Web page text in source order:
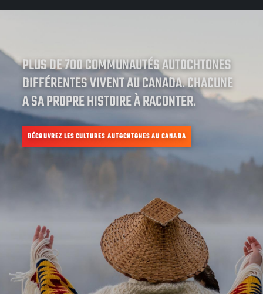
PLUS DE 700 COMMUNAUTÉS AUTOCHTONES
DIFFÉRENTES VIVENT AU CANADA. CHACUNE
A SA PROPRE HISTOIRE À RACONTER.
DÉCOUVREZ LES CULTURES AUTOCHTONES AU CANADA